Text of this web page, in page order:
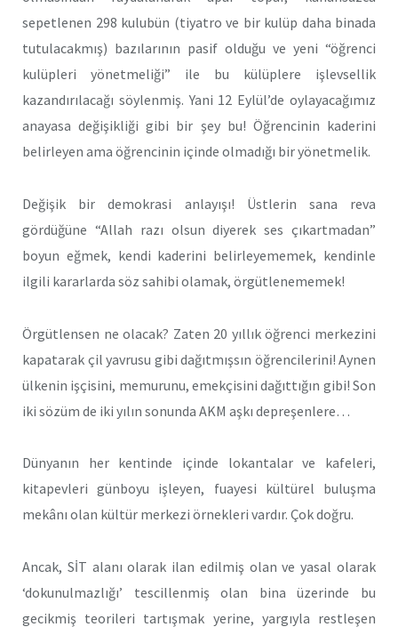
sepetlenen 298 kulubün (tiyatro ve bir kulüp daha binada
tutulacakmış) bazılarının pasif olduğu ve yeni “öğrenci
kulüpleri yönetmeliği” ile bu külüplere işlevsellik
kazandırılacağı söylenmiş. Yani 12 Eylül’de oylayacağımız
anayasa değişikliği gibi bir şey bu! Öğrencinin kaderini
belirleyen ama öğrencinin içinde olmadığı bir yönetmelik.
Değişik bir demokrasi anlayışı! Üstlerin sana reva
gördüğüne “Allah razı olsun diyerek ses çıkartmadan”
boyun eğmek, kendi kaderini belirleyememek, kendinle
ilgili kararlarda söz sahibi olamak, örgütlenememek!
Örgütlensen ne olacak? Zaten 20 yıllık öğrenci merkezini
kapatarak çil yavrusu gibi dağıtmışsın öğrencilerini! Aynen
ülkenin işçisini, memurunu, emekçisini dağıttığın gibi! Son
iki sözüm de iki yılın sonunda AKM aşkı depreşenlere…
Dünyanın her kentinde içinde lokantalar ve kafeleri,
kitapevleri günboyu işleyen, fuayesi kültürel buluşma
mekânı olan kültür merkezi örnekleri vardır. Çok doğru.
Ancak, SİT alanı olarak ilan edilmiş olan ve yasal olarak
‘dokunulmazlığı’ tescillenmiş olan bina üzerinde bu
gecikmiş teorileri tartışmak yerine, yargıyla restleşen